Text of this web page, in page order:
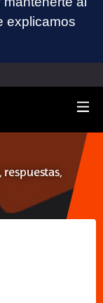
explicamos